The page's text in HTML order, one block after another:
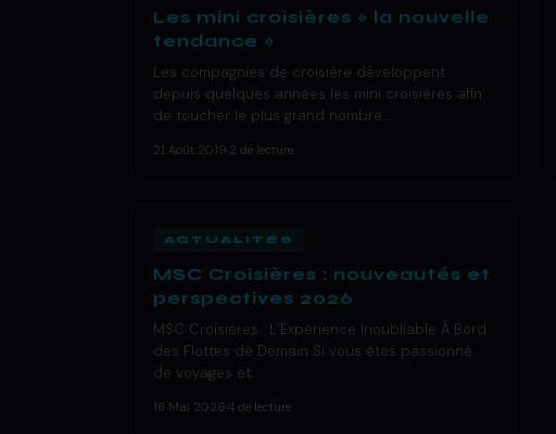
Les mini croisières « la nouvelle
tendance »
Les compagnies de croisière développent
depuis quelques années les mini croisières afin
de toucher le plus grand nombre…
21 Août 2019 2 de lecture
ACTUALITÉS
MSC Croisières : nouveautés et
perspectives 2026
MSC Croisières : L’Expérience Inoubliable À Bord
des Flottes de Demain Si vous êtes passionné
de voyages et…
18 Mai 2026 4 de lecture